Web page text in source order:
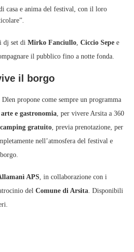
di casa e anima del festival, con il loro
dj set di Mirko Fanciullo Ciccio Sepe e
il pubblico fino a notte fonda.
il borgo
propone come sempre un programma
e gastronomia , per vivere Arsita a 360
camping gratuito , previa prenotazione, per
nell’atmosfera del festival e
APS , in collaborazione con i
del Comune di Arsita . Disponibili